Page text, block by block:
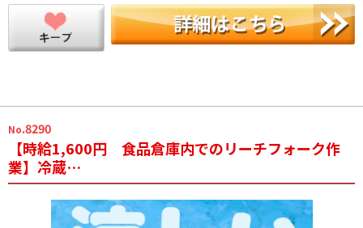
No.8290
【時給1,600円 食品倉庫内でのリーチフォーク作
業】冷蔵…